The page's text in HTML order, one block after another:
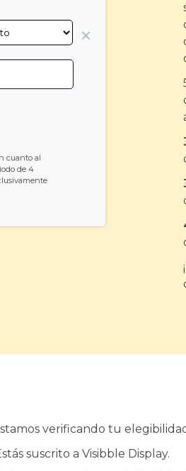
cuanto al
de 4
verificando tu
suscrito a Visibble Display.